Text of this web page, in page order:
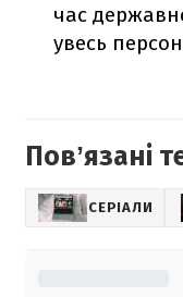
час
увесь
Повʼязані
СЕРІАЛИ